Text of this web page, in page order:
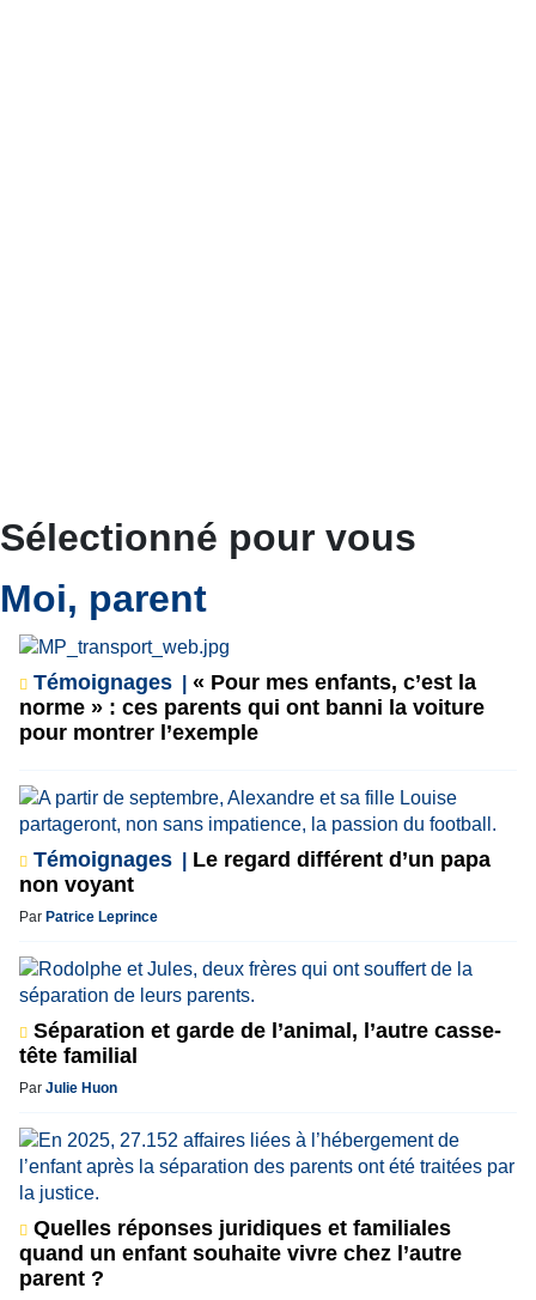
Sélectionné pour vous
Moi, parent
Témoignages
« Pour mes enfants, c’est la
norme » : ces parents qui ont banni la voiture
pour montrer l’exemple
Témoignages
Le regard différent d’un papa
non voyant
Par Patrice Leprince
Séparation et garde de l’animal, l’autre casse-
tête familial
Par Julie Huon
Quelles réponses juridiques et familiales
quand un enfant souhaite vivre chez l’autre
parent ?